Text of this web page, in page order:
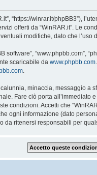
“https://winrar.it/
offerti da “WinRAR.it”. Le
modifiche, dato che
software”, “www.phpbb.com”,
scaricabile da www.phpbb.com
.
minaccia, messaggio
Fare ciò porta
condizioni. Accetti che
ogni informazione (dato
da ritenersi responsabili per